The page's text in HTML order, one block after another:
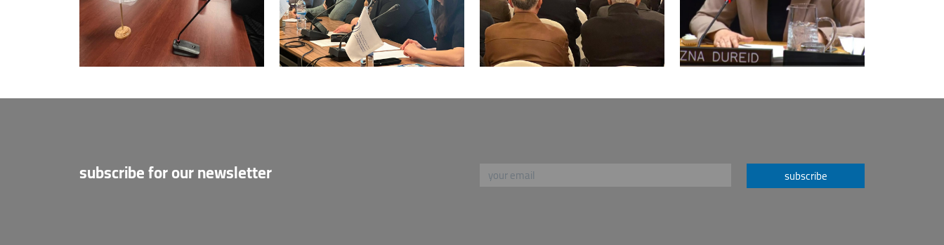
subscribe for our newsletter subscribe